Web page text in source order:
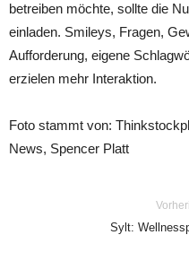
betreiben möchte, sollte die
einladen. Smileys, Fragen,
Aufforderung, eigene
erzielen mehr Interaktion.
Foto stammt von:
News, Spencer Platt
Sylt: